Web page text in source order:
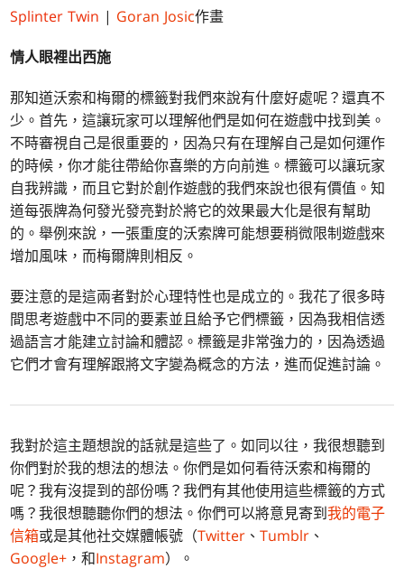
Splinter Twin | Goran Josic作畫
情人眼裡出西施
那知道沃索和梅爾的標籤對我們來說有什麼好處呢？還真不
少。首先，這讓玩家可以理解他們是如何在遊戲中找到美。
不時審視自己是很重要的，因為只有在理解自己是如何運作
的時候，你才能往帶給你喜樂的方向前進。標籤可以讓玩家
自我辨識，而且它對於創作遊戲的我們來說也很有價值。知
道每張牌為何發光發亮對於將它的效果最大化是很有幫助
的。舉例來說，一張重度的沃索牌可能想要稍微限制遊戲來
增加風味，而梅爾牌則相反。
要注意的是這兩者對於心理特性也是成立的。我花了很多時
間思考遊戲中不同的要素並且給予它們標籤，因為我相信透
過語言才能建立討論和體認。標籤是非常強力的，因為透過
它們才會有理解跟將文字變為概念的方法，進而促進討論。
我對於這主題想說的話就是這些了。如同以往，我很想聽到
你們對於我的想法的想法。你們是如何看待沃索和梅爾的
呢？我有沒提到的部份嗎？我們有其他使用這些標籤的方式
嗎？我很想聽聽你們的想法。你們可以將意見寄到我的電子
信箱或是其他社交媒體帳號（Twitter 、Tumblr 、
Google+ ，和Instagram）。